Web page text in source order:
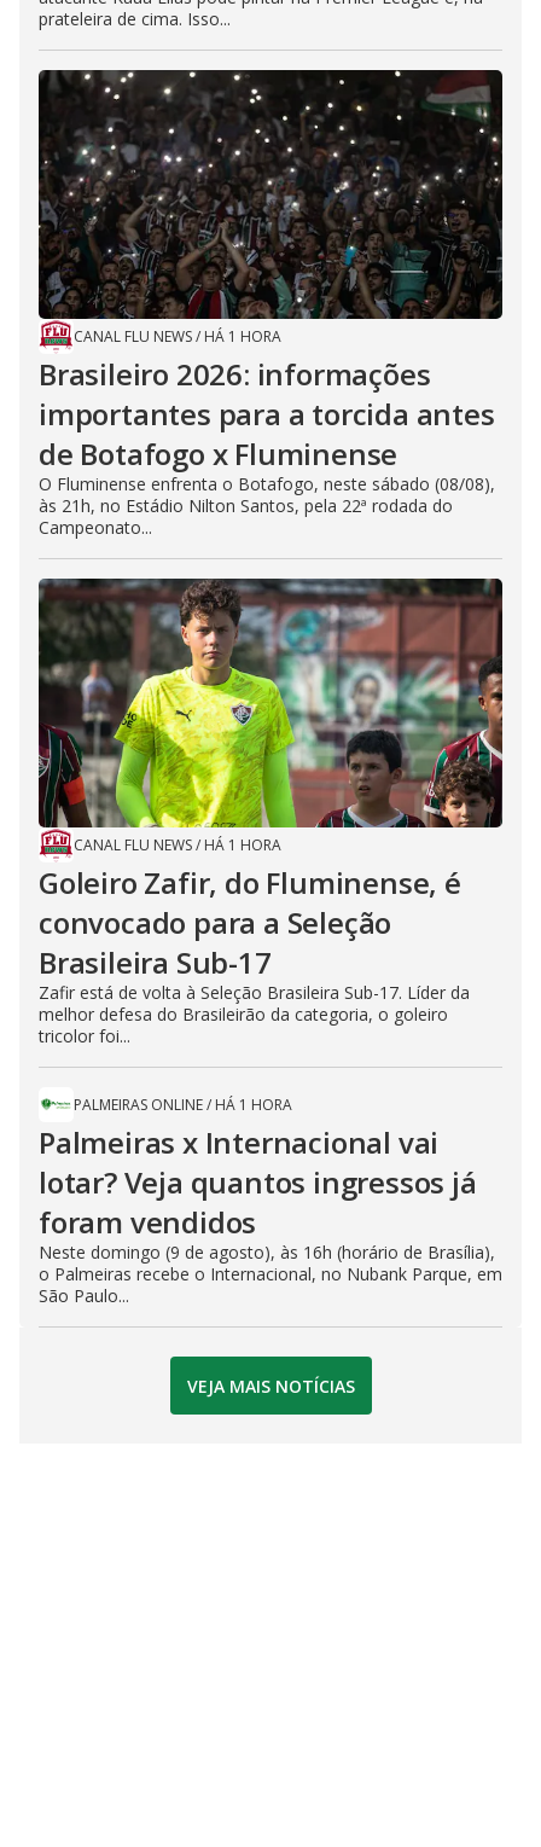
prateleira de cima. Isso...
CANAL FLU NEWS/ HÁ 1 HORA
Brasileiro 2026: informações
importantes para a torcida antes
de Botafogo x Fluminense
O Fluminense enfrenta o Botafogo, neste sábado (08/08),
às 21h, no Estádio Nilton Santos, pela 22ª rodada do
Campeonato...
CANAL FLU NEWS/ HÁ 1 HORA
Goleiro Zafir, do Fluminense, é
convocado para a Seleção
Brasileira Sub-17
Zafir está de volta à Seleção Brasileira Sub-17. Líder da
melhor defesa do Brasileirão da categoria, o goleiro
tricolor foi...
PALMEIRAS ONLINE/ HÁ 1 HORA
Palmeiras x Internacional vai
lotar? Veja quantos ingressos já
foram vendidos
Neste domingo (9 de agosto), às 16h (horário de Brasília),
o Palmeiras recebe o Internacional, no Nubank Parque, em
São Paulo...
VEJA MAIS NOTÍCIAS